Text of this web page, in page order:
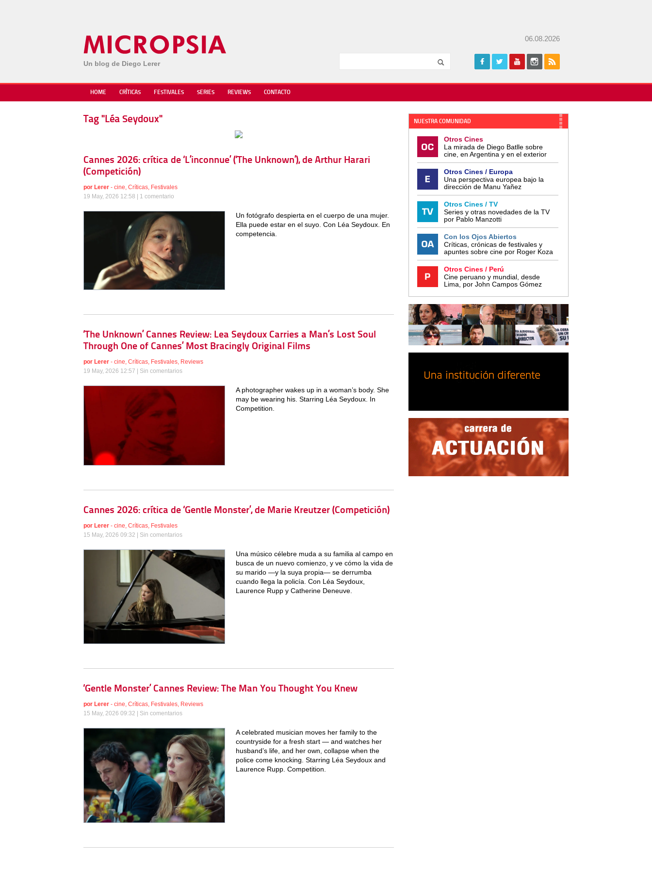
Un blog de Diego Lerer
06.08.2026
HOME CRÍTICAS FESTIVALES SERIES REVIEWS CONTACTO
Tag "Léa Seydoux"
Cannes 2026: crítica de ‘L’inconnue’ (‘The Unknown’), de Arthur Harari
(Competición)
por Lerer - cine, Críticas, Festivales
19 May, 2026 12:58 | 1 comentario
Un fotógrafo despierta en el cuerpo de una mujer.
Ella puede estar en el suyo. Con Léa Seydoux. En
competencia.
‘The Unknown’ Cannes Review: Lea Seydoux Carries a Man’s Lost Soul
Through One of Cannes’ Most Bracingly Original Films
por Lerer - cine Críticas Festivales Reviews
19 May, 2026 12:57 | Sin comentarios
A photographer wakes up in a woman’s body. She
may be wearing his. Starring Léa Seydoux. In
Competition.
Cannes 2026: crítica de ‘Gentle Monster’, de Marie Kreutzer (Competición)
por Lerer - cine, Críticas, Festivales
15 May, 2026 09:32 | Sin comentarios
Una músico célebre muda a su familia al campo en
busca de un nuevo comienzo, y ve cómo la vida de
su marido —y la suya propia— se derrumba
cuando llega la policía. Con Léa Seydoux,
Laurence Rupp y Catherine Deneuve.
‘Gentle Monster’ Cannes Review: The Man You Thought You Knew
por Lerer - cine, Críticas, Festivales, Reviews
15 May, 2026 09:32 | Sin comentarios
A celebrated musician moves her family to the
countryside for a fresh start — and watches her
husband’s life, and her own, collapse when the
police come knocking. Starring Léa Seydoux and
Laurence Rupp. Competition.
NUESTRA COMUNIDAD
Otros Cines
La mirada de Diego Batlle sobre
cine, en Argentina y en el exterior
Otros Cines / Europa
Una perspectiva europea bajo la
dirección de Manu Yañez
Otros Cines / TV
Series y otras novedades de la TV
por Pablo Manzotti
Con los Ojos Abiertos
Críticas, crónicas de festivales y
apuntes sobre cine por Roger Koza
Otros Cines / Perú
Cine peruano y mundial, desde
Lima, por John Campos Gómez